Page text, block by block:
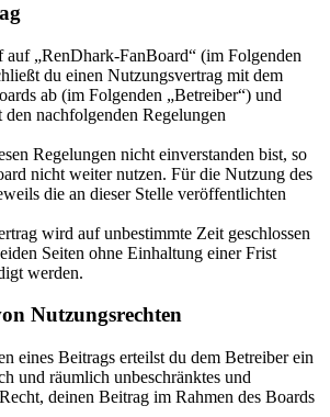
„RenDhark-FanBoard“ (im Folgenden
du einen Nutzungsvertrag mit dem
ab (im Folgenden „Betreiber“) und
nachfolgenden Regelungen
Regelungen nicht einverstanden bist, so
nicht weiter nutzen. Für die Nutzung des
die an dieser Stelle veröffentlichten
wird auf unbestimmte Zeit geschlossen
Seiten ohne Einhaltung einer Frist
werden.
Nutzungsrechten
eines Beitrags erteilst du dem Betreiber ein
und räumlich unbeschränktes und
deinen Beitrag im Rahmen des Boards